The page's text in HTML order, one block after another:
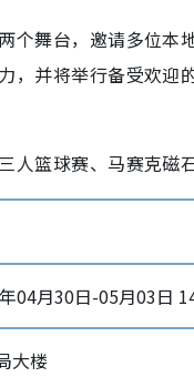
个舞台，邀请多位
，并将举行备受欢
人篮球赛、马赛克磁
04月30日-05月03日
大楼